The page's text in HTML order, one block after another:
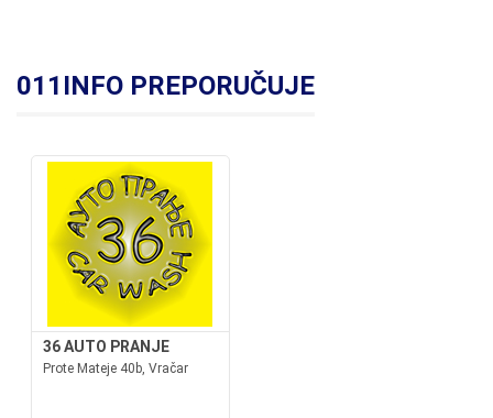
011INFO PREPORUČUJE
36 AUTO PRANJE
Prote Mateje 40b, Vračar